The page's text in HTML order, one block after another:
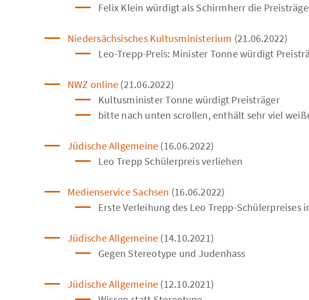
Felix Klein würdigt als Schirmherr die
Niedersächsisches Kultusministerium (21.06.2022)
Leo-Trepp-Preis: Minister Tonne würdigt
NWZ online (21.06.2022)
Kultusminister Tonne würdigt Preisträger
bitte nach unten scrollen, enthält sehr viel
Jüdische Allgemeine (16.06.2022)
Leo Trepp Schülerpreis verliehen
Medienservice Sachsen (16.06.2022)
Erste Verleihung des Leo Trepp-Schülerpreises
Jüdische Allgemeine (14.10.2021)
Gegen Stereotype und Judenhass
Jüdische Allgemeine (12.10.2021)